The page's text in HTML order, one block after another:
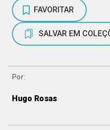
FAVORITAR
SALVAR EM
Por:
Hugo Rosas